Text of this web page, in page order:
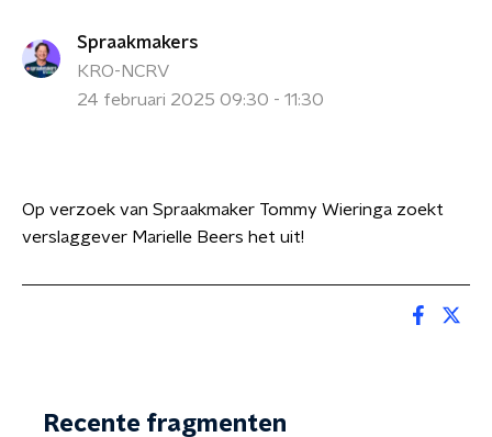
Spraakmakers
KRO-NCRV
24 februari 2025 09:30 - 11:30
Op verzoek van Spraakmaker Tommy Wieringa zoekt
verslaggever Marielle Beers het uit!
Recente fragmenten